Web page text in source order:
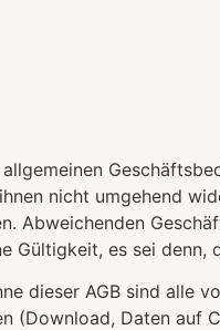
nicht umgehend
Abweichenden
Gültigkeit, es sei
dieser AGB sind alle
(Download, Daten auf